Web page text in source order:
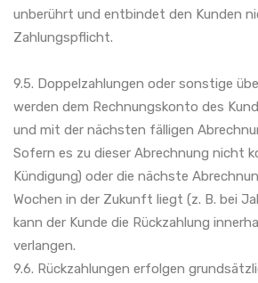
unberührt und entbindet den Kunden
Zahlungspflicht.
9.5. Doppelzahlungen oder sonstige
werden dem Rechnungskonto des
und mit der nächsten fälligen
Sofern es zu dieser Abrechnung nicht
Kündigung) oder die nächste
Wochen in der Zukunft liegt (z. B. bei
kann der Kunde die Rückzahlung
verlangen.
9.6. Rückzahlungen erfolgen